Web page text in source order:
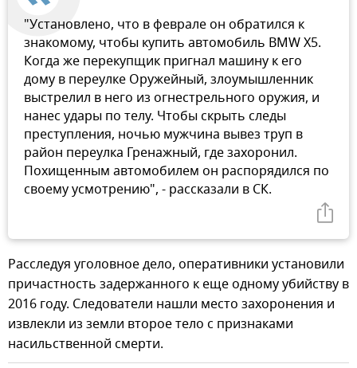
"Установлено, что в феврале он обратился к
знакомому, чтобы купить автомобиль BMW X5.
Когда же перекупщик пригнал машину к его
дому в переулке Оружейный, злоумышленник
выстрелил в него из огнестрельного оружия, и
нанес удары по телу. Чтобы скрыть следы
преступления, ночью мужчина вывез труп в
район переулка Гренажный, где захоронил.
Похищенным автомобилем он распорядился по
своему усмотрению", - рассказали в СК.
Расследуя уголовное дело, оперативники установили
причастность задержанного к еще одному убийству в
2016 году. Следователи нашли место захоронения и
извлекли из земли второе тело с признаками
насильственной смерти.